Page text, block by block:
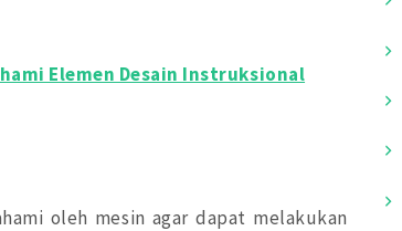
Elemen Desain Instruksional
oleh mesin agar dapat melakukan